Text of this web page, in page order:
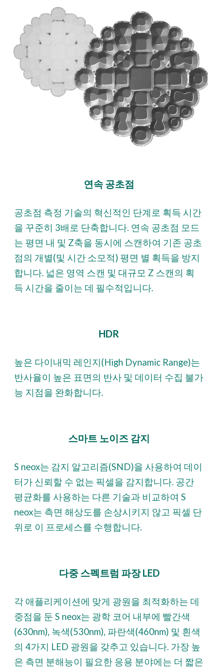
연속 공초점
공초점 측정 기술의 혁신적인 단계로 획득 시간
을 꾸준히 3배로 단축합니다. 연속 공초점 모드
는 평면 내 및 Z축을 동시에 스캔하여 기존 공초
점의 개별(및 시간 소모적) 평면 별 획득을 방지
합니다. 넓은 영역 스캔 및 대규모 Z 스캔의 획
득 시간을 줄이는 데 필수적입니다.
HDR
높은 다이내믹 레인지(High Dynamic Range)는
반사율이 높은 표면의 반사 및 데이터 수집 불가
능 지점을 완화합니다.
스마트 노이즈 감지
S neox는 감지 알고리즘(SND)을 사용하여 데이
터가 신뢰할 수 없는 픽셀을 감지합니다. 공간
평균화를 사용하는 다른 기술과 비교하여 S
neox는 측면 해상도를 손상시키지 않고 픽셀 단
위로 이 프로세스를 수행합니다.
다중 스펙트럼 파장 LED
각 애플리케이션에 맞게 광원을 최적화하는 데
중점을 둔 S neox는 광학 코어 내부에 빨간색
(630nm), 녹색(530nm), 파란색(460nm) 및 흰색
의 4가지 LED 광원을 갖추고 있습니다. 가장 높
은 측면 분해능이 필요한 응용 분야에는 더 짧은